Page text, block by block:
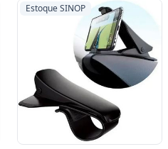
Estoque SINOP